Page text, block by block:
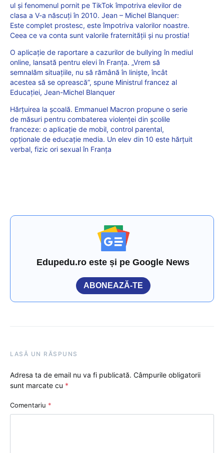
ul și fenomenul pornit pe TikTok împotriva elevilor de
clasa a V-a născuți în 2010. Jean – Michel Blanquer:
Este complet prostesc, este împotriva valorilor noastre.
Ceea ce va conta sunt valorile fraternității și nu prostia!
O aplicație de raportare a cazurilor de bullying în mediul
online, lansată pentru elevi în Franța. „Vrem să
semnalăm situațiile, nu să rămână în liniște, încât
acestea să se oprească”, spune Ministrul francez al
Educației, Jean-Michel Blanquer
Hărțuirea la școală. Emmanuel Macron propune o serie
de măsuri pentru combaterea violenței din școlile
franceze: o aplicație de mobil, control parental,
opționale de educație media. Un elev din 10 este hărțuit
verbal, fizic ori sexual în Franța
Edupedu.ro este și pe Google News
ABONEAZĂ-TE
LASĂ UN RĂSPUNS
Adresa ta de email nu va fi publicată. Câmpurile obligatorii
sunt marcate cu *
Comentariu *